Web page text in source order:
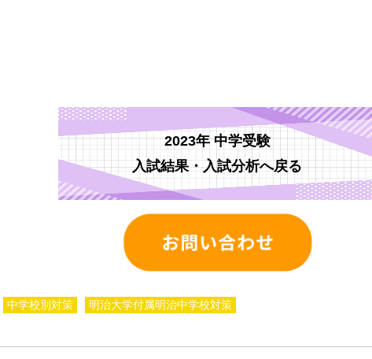
2023年 中学受験
入試結果・入試分析へ戻る
中学校別対策 明治大学付属明治中学校対策